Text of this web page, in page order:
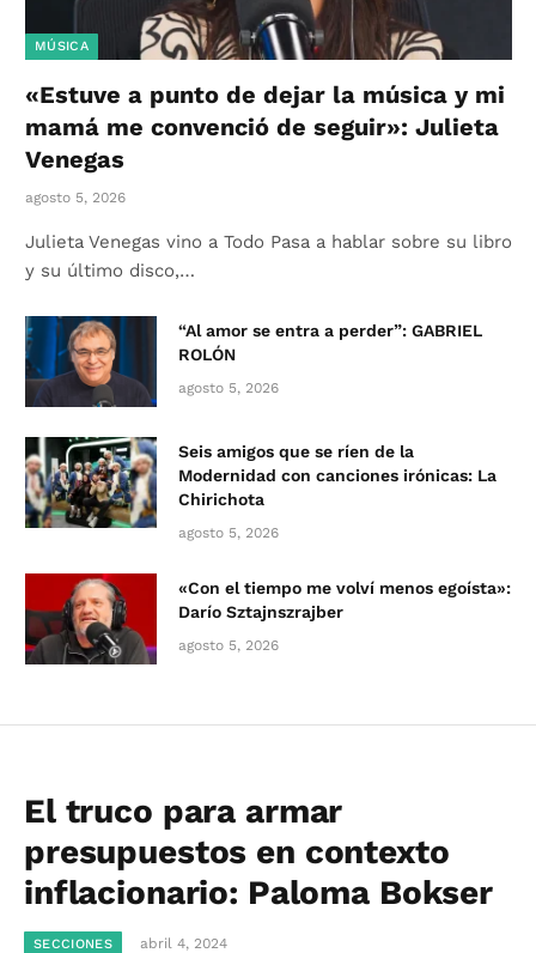
MÚSICA
«Estuve a punto de dejar la música y mi
mamá me convenció de seguir»: Julieta
Venegas
agosto 5, 2026
Julieta Venegas vino a Todo Pasa a hablar sobre su libro
y su último disco,…
“Al amor se entra a perder”: GABRIEL
ROLÓN
agosto 5, 2026
Seis amigos que se ríen de la
Modernidad con canciones irónicas: La
Chirichota
agosto 5, 2026
«Con el tiempo me volví menos egoísta»:
Darío Sztajnszrajber
agosto 5, 2026
El truco para armar
presupuestos en contexto
inflacionario: Paloma Bokser
SECCIONES abril 4, 2024